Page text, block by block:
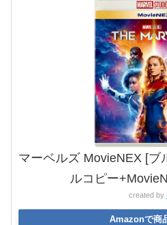
マーベルズ MovieNEX [ブ
ルコピー
created by
Amazonで商